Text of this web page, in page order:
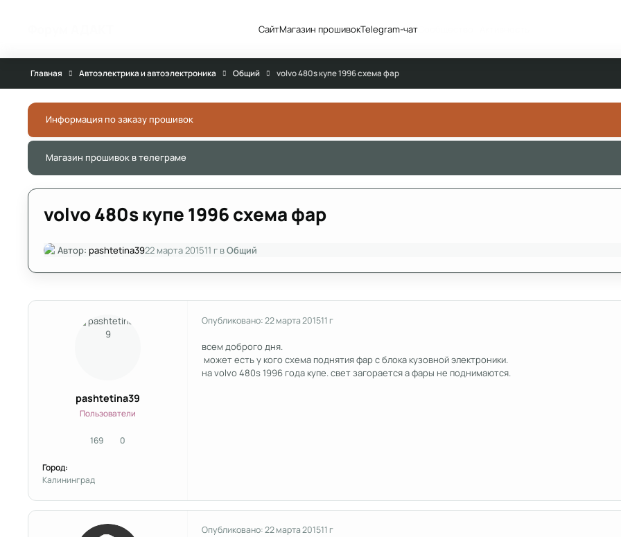
СайтМагазин прошивокTelegram-чатСообщество
Главная Автоэлектрика и автоэлектроника Общий volvo 480s купе 1996 схема фар
Информация по заказу прошивок
Магазин прошивок в телеграме
volvo 480s купе 1996 схема фар
Автор: pashtetina3922 марта 201511 гвОбщий
pashtetina39
Пользователи
169сообщения
0Репутация
Город:
Калининград
Опубликовано:22 марта 201511 г
всем доброго дня.
может есть у кого схема поднятия фар с блока кузовной электроники.
на volvo 480s 1996 года купе. свет загорается а фары не поднимаются.
Опубликовано:22 марта 201511 г